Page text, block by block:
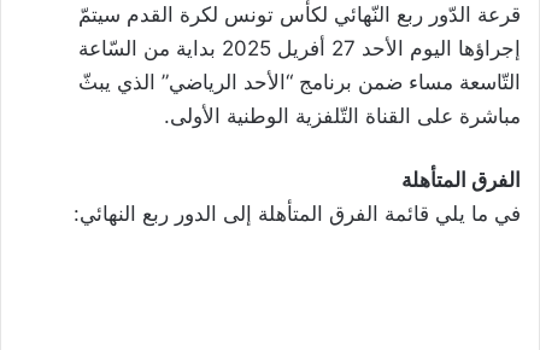
قرعة الدّور ربع النّهائي لكأس تونس لكرة القدم سيتمّ
إجراؤها اليوم الأحد 27 أفريل 2025 بداية من السّاعة
التّاسعة مساء ضمن برنامج “الأحد الرياضي” الذي يبثّ
مباشرة على القناة التّلفزية الوطنية الأولى.
الفرق المتأهلة
في ما يلي قائمة الفرق المتأهلة إلى الدور ربع النهائي: